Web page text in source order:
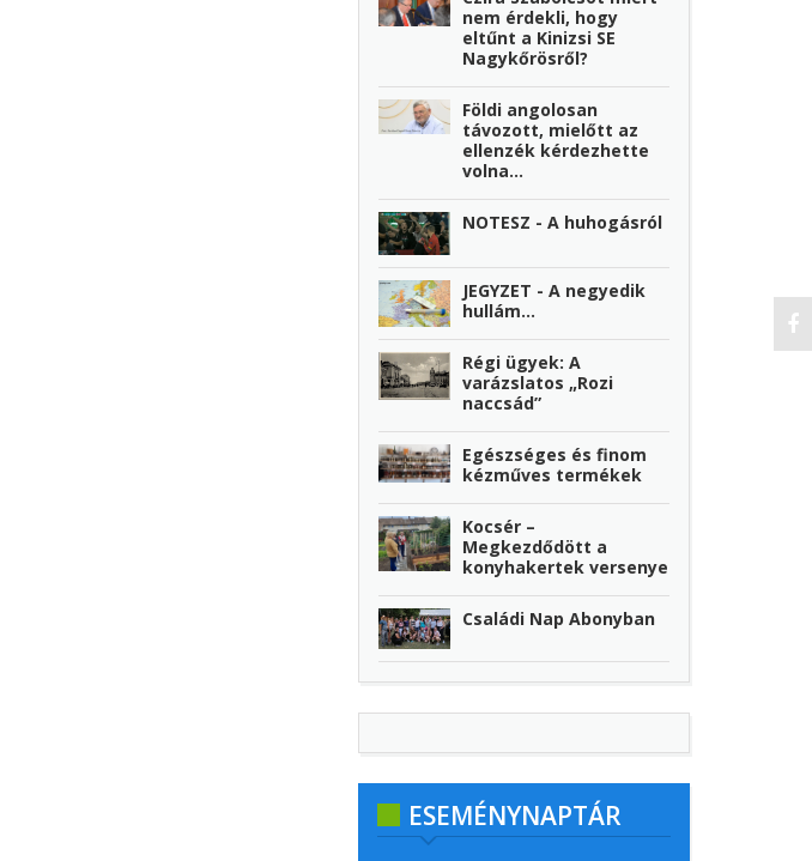
nem érdekli, hogy
eltűnt a Kinizsi SE
Nagykőrösről?
Földi angolosan
távozott, mielőtt az
ellenzék kérdezhette
volna…
NOTESZ - A huhogásról
JEGYZET - A negyedik
hullám…
Régi ügyek: A
varázslatos „Rozi
naccsád”
Egészséges és finom
kézműves termékek
Kocsér –
Megkezdődött a
konyhakertek versenye
Családi Nap Abonyban
ESEMÉNYNAPTÁR